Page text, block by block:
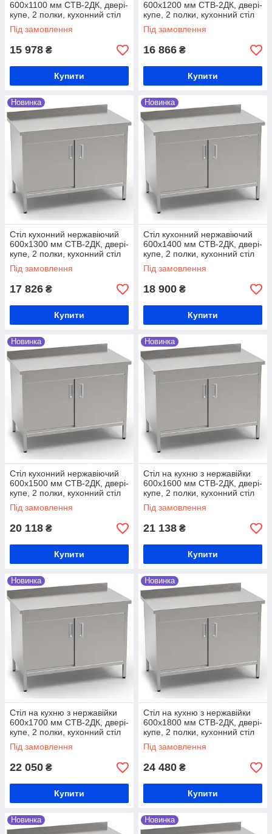
600х1100 мм СТВ-2ДК, двері-
купе, 2 полки, кухонний стіл
виробничий, стіл на кухню з
нержавійки
Під замовлення
15 978 ₴
Купити
600х1200 мм СТВ-2ДК, двері-
купе, 2 полки, кухонний стіл
виробничий, стіл на кухню з
нержавійки
Під замовлення
16 866 ₴
Купити
Новинка
Стіл кухонний нержавіючий
600х1300 мм СТВ-2ДК, двері-
купе, 2 полки, кухонний стіл
виробничий, стіл на кухню з
нержавійки
Під замовлення
17 826 ₴
Купити
Новинка
Стіл кухонний нержавіючий
600х1400 мм СТВ-2ДК, двері-
купе, 2 полки, кухонний стіл
виробничий, стіл на кухню з
нержавійки
Під замовлення
18 900 ₴
Купити
Новинка
Стіл кухонний нержавіючий
600х1500 мм СТВ-2ДК, двері-
купе, 2 полки, кухонний стіл
виробничий, стіл на кухню з
нержавійки
Під замовлення
20 118 ₴
Купити
Новинка
Стіл на кухню з нержавійки
600х1600 мм СТВ-2ДК, двері-
купе, 2 полки, кухонний стіл
виробничий, стіл на кухню з
нержавійки
Під замовлення
21 138 ₴
Купити
Новинка
Стіл на кухню з нержавійки
600х1700 мм СТВ-2ДК, двері-
купе, 2 полки, кухонний стіл
виробничий, стіл на кухню з
нержавійки
Під замовлення
22 050 ₴
Купити
Новинка
Стіл на кухню з нержавійки
600х1800 мм СТВ-2ДК, двері-
купе, 2 полки, кухонний стіл
виробничий, стіл на кухню з
нержавійки
Під замовлення
24 480 ₴
Купити
Новинка Новинка